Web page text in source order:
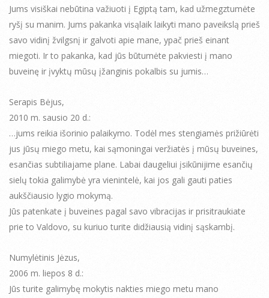
Jums visiškai nebūtina važiuoti į Egiptą tam, kad užmegztumėte
ryšį su manim. Jums pakanka visąlaik laikyti mano paveikslą prieš
savo vidinį žvilgsnį ir galvoti apie mane, ypač prieš einant
miegoti. Ir to pakanka, kad jūs būtumėte pakviesti į mano
buveinę ir įvyktų mūsų įžanginis pokalbis su jumis…
Serapis Bėjus,
2010 m. sausio 20 d.:
…jums reikia išorinio palaikymo. Todėl mes stengiamės prižiūrėti
jus jūsų miego metu, kai sąmoningai veržiatės į mūsų buveines,
esančias subtiliajame plane. Labai daugeliui įsikūnijime esančių
sielų tokia galimybė yra vienintelė, kai jos gali gauti paties
aukščiausio lygio mokymą.
Jūs patenkate į buveines pagal savo vibracijas ir prisitraukiate
prie to Valdovo, su kuriuo turite didžiausią vidinį sąskambį.
Numylėtinis Jėzus,
2006 m. liepos 8 d.:
Jūs turite galimybę mokytis nakties miego metu mano